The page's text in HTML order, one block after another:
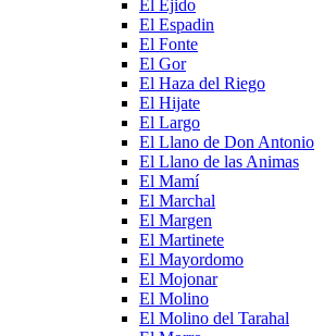
El Ejido
El Espadin
El Fonte
El Gor
El Haza del Riego
El Hijate
El Largo
El Llano de Don Antonio
El Llano de las Animas
El Mamí
El Marchal
El Margen
El Martinete
El Mayordomo
El Mojonar
El Molino
El Molino del Tarahal